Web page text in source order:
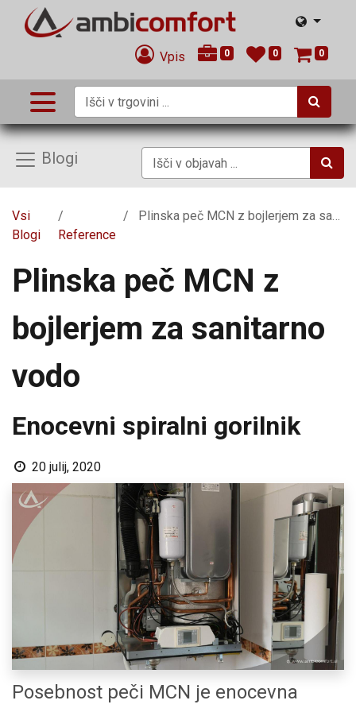
Vpis 0 0 0
Blogi
Vsi
Blogi
Reference
Plinska peč MCN z bojlerjem za sanitarno vodo
Plinska peč MCN z
bojlerjem za sanitarno
vodo
Enocevni spiralni gorilnik
20 julij, 2020
Posebnost peči MCN je enocevna